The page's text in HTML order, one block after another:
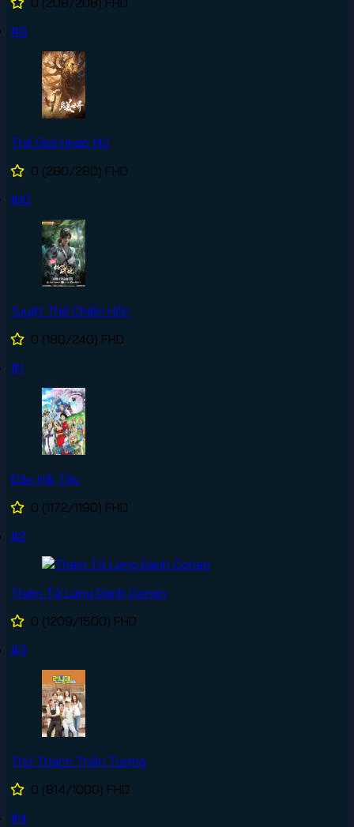
#9
Thế Giới Hoàn Mỹ
0 (280/280) FHD
#10
Tuyệt Thế Chiến Hồn
0 (180/240) FHD
#1
Đảo Hải Tặc
0 (1172/1190) FHD
#2
Thám Tử Lừng Danh Conan
0 (1209/1500) FHD
#3
Thử Thách Thần Tượng
0 (814/1000) FHD
#4